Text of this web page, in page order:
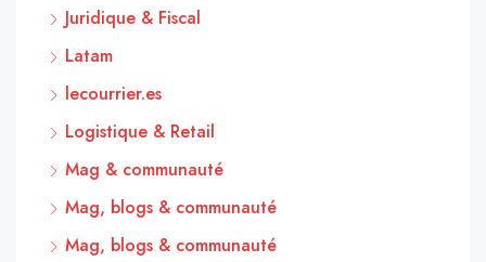
Juridique & Fiscal
Latam
lecourrier.es
Logistique & Retail
Mag & communauté
Mag, blogs & communauté
Mag, blogs & communauté